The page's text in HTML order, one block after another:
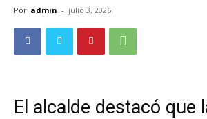
Por admin - julio 3, 2026
El alcalde destacó que